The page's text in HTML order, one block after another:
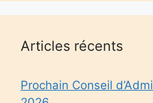
Articles récents
Prochain Conseil